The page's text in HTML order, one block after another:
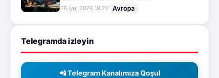
26.İyul.2026 10:22 Avropa
Telegramda izləyin
📲 Telegram Kanalımıza Qoşul